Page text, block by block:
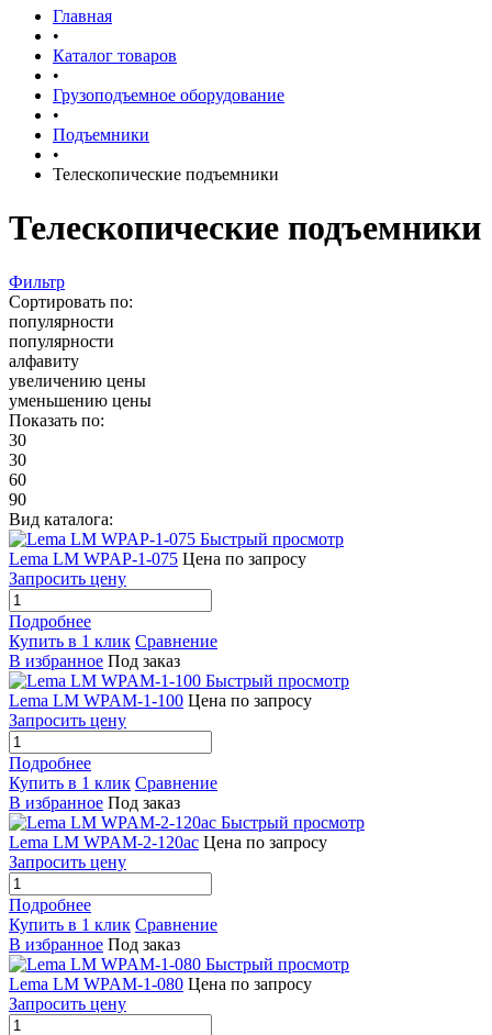
Главная
•
Каталог товаров
•
Грузоподъемное оборудование
•
Подъемники
•
Телескопические подъемники
Телескопические подъемники
Фильтр
Сортировать по:
популярности
популярности
алфавиту
увеличению цены
уменьшению цены
Показать по:
30
30
60
90
Вид каталога:
Быстрый просмотр
Lema LM WPAP-1-075 Цена по запросу
Запросить цену
Подробнее
Купить в 1 клик Сравнение
В избранное Под заказ
Быстрый просмотр
Lema LM WPAM-1-100 Цена по запросу
Запросить цену
Подробнее
Купить в 1 клик Сравнение
В избранное Под заказ
Быстрый просмотр
Lema LM WPAM-2-120ac Цена по запросу
Запросить цену
Подробнее
Купить в 1 клик Сравнение
В избранное Под заказ
Быстрый просмотр
Lema LM WPAM-1-080 Цена по запросу
Запросить цену